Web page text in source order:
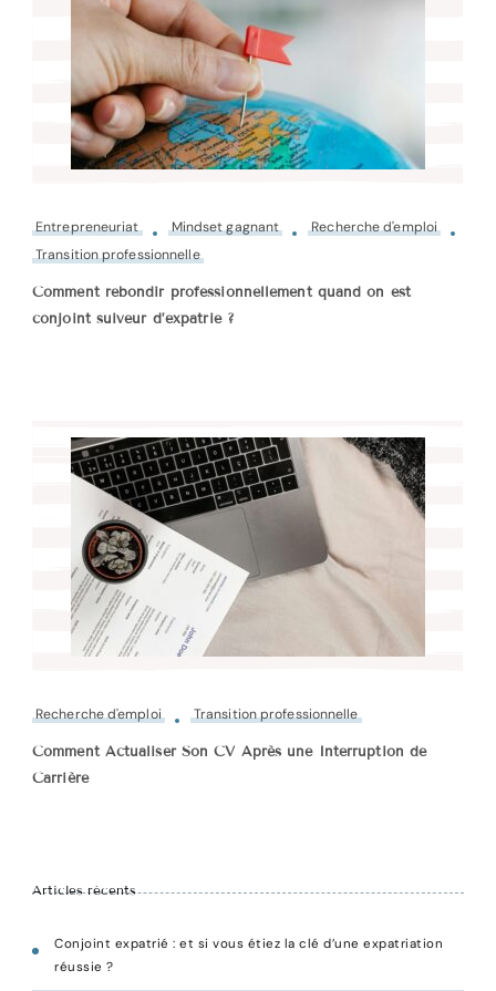
Entrepreneuriat Mindset gagnant
Recherche d'emploi
Transition professionnelle
Comment rebondir professionnellement quand on est
conjoint suiveur d’expatrié ?
Recherche d'emploi Transition professionnelle
Comment Actualiser Son CV Après une Interruption de
Carrière
Articles récents
Conjoint expatrié : et si vous étiez la clé d’une expatriation
réussie ?